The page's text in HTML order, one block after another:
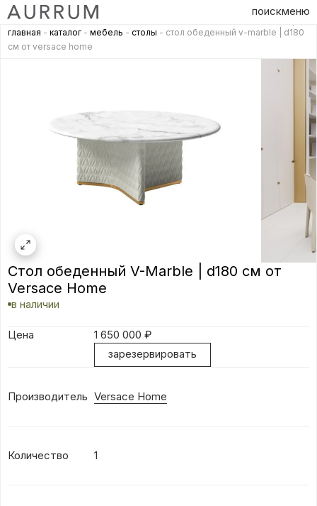
поискменю
главная - каталог - мебель - столы - стол обеденный v-marble | d180
см от versace home
Стол обеденный V-Marble | d180 см от
Versace Home
в наличии
Цена 1 650 000 ₽
зарезервировать
Производитель Versace Home
Количество 1